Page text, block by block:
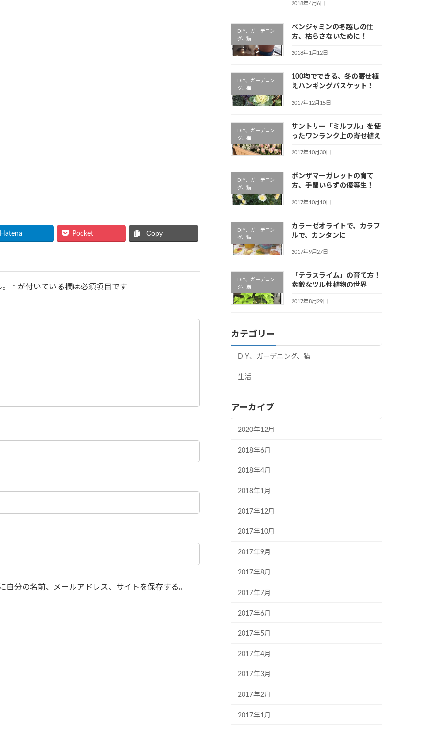
Hatena Pocket Copy
* が付いている欄は必須項目です
分の名前、メールアドレス、サイトを保存する。
2018年4月6日
DIY、ガーデニン
グ、猫
ベンジャミンの冬越しの仕
方、枯らさないために！
2018年1月12日
DIY、ガーデニン
グ、猫
100均でできる、冬の寄せ植
えハンギングバスケット！
2017年12月15日
DIY、ガーデニン
グ、猫
サントリー「ミルフル」を使
ったワンランク上の寄せ植え
2017年10月30日
DIY、ガーデニン
グ、猫
ボンザマーガレットの育て
方、手間いらずの優等生！
2017年10月10日
DIY、ガーデニン
グ、猫
カラーゼオライトで、カラフ
ルで、カンタンに
2017年9月27日
DIY、ガーデニン
グ、猫
「テラスライム」の育て方！
素敵なツル性植物の世界
2017年8月29日
カテゴリー
DIY、ガーデニング、猫
生活
アーカイブ
2020年12月
2018年6月
2018年4月
2018年1月
2017年12月
2017年10月
2017年9月
2017年8月
2017年7月
2017年6月
2017年5月
2017年4月
2017年3月
2017年2月
2017年1月